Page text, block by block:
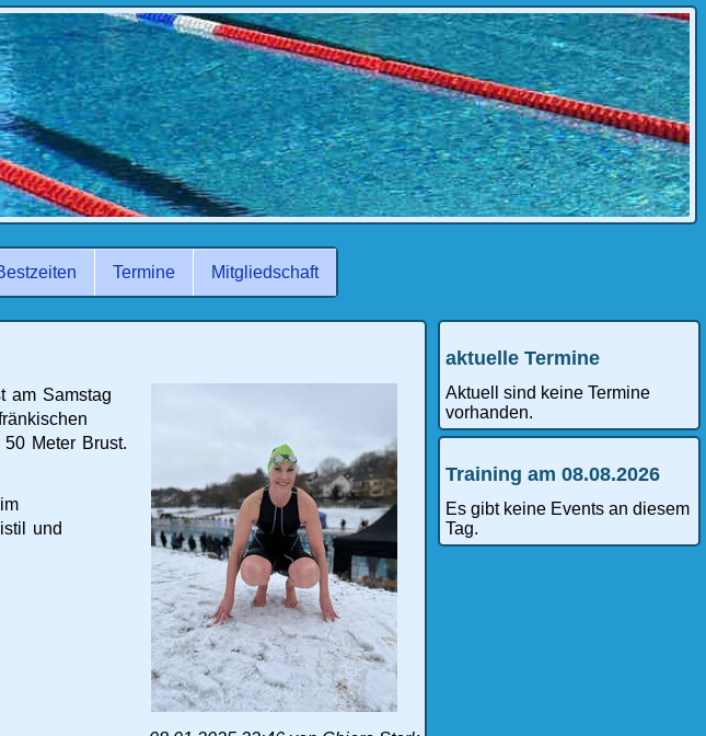
Termine Mitgliedschaft
am Samstag
Meter Brust.
und
aktuelle Termine
Aktuell sind keine Termine
vorhanden.
Training am 08.08.2026
Es gibt keine Events an diesem
Tag.